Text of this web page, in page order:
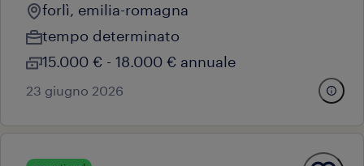
forlì, emilia-romagna
tempo determinato
15.000 € - 18.000 € annuale
23 giugno 2026